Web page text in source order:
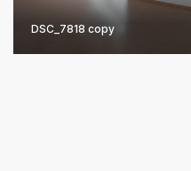
DSC_7818 copy